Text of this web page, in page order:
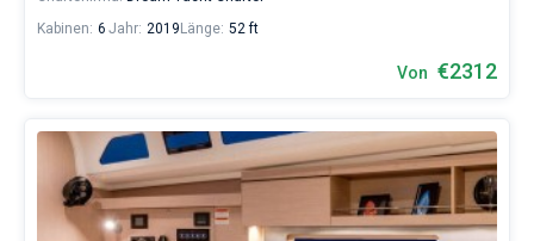
Kabinen: 6 Jahr: 2019 Länge: 52 ft
Von €2312